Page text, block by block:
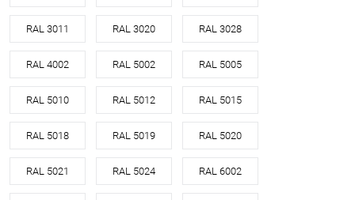
RAL 3011 RAL 3020 RAL 3028
RAL 4002 RAL 5002 RAL 5005
RAL 5010 RAL 5012 RAL 5015
RAL 5018 RAL 5019 RAL 5020
RAL 5021 RAL 5024 RAL 6002